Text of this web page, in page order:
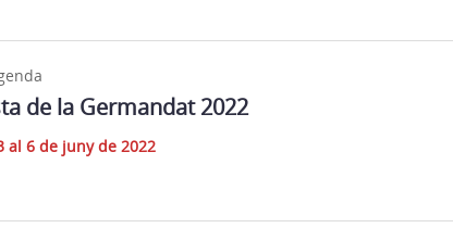
de la Germandat 2022
al 6 de juny de 2022